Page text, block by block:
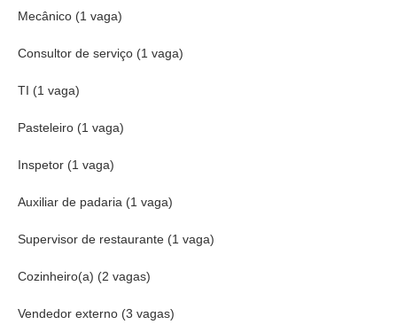
Mecânico (1 vaga)
Consultor de serviço (1 vaga)
TI (1 vaga)
Pasteleiro (1 vaga)
Inspetor (1 vaga)
Auxiliar de padaria (1 vaga)
Supervisor de restaurante (1 vaga)
Cozinheiro(a) (2 vagas)
Vendedor externo (3 vagas)